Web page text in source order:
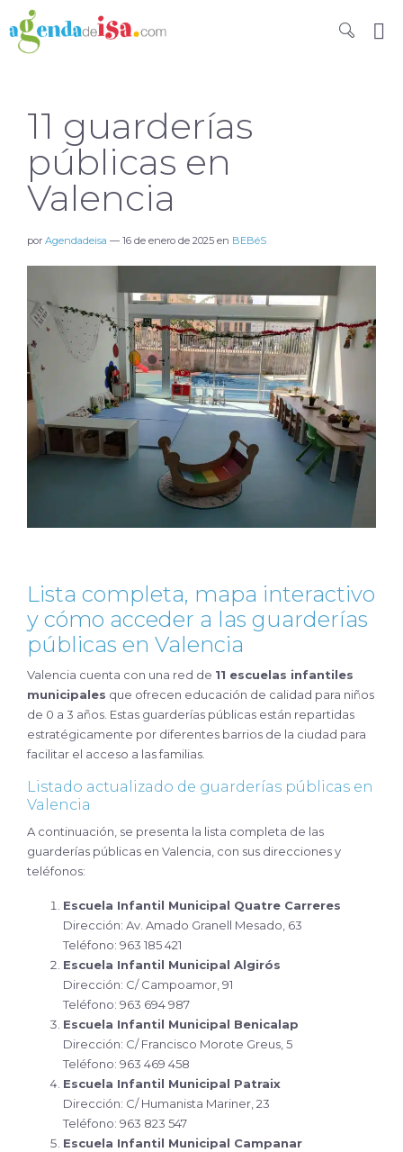
11 guarderías
públicas en
Valencia
por Agendadeisa — 16 de enero de 2025 en BEBéS
Lista completa, mapa interactivo
y cómo acceder a las guarderías
públicas en Valencia
Valencia cuenta con una red de 11 escuelas infantiles
municipales que ofrecen educación de calidad para niños
de 0 a 3 años. Estas guarderías públicas están repartidas
estratégicamente por diferentes barrios de la ciudad para
facilitar el acceso a las familias.
Listado actualizado de guarderías públicas en
Valencia
A continuación, se presenta la lista completa de las
guarderías públicas en Valencia, con sus direcciones y
teléfonos:
Escuela Infantil Municipal Quatre Carreres
Dirección: Av. Amado Granell Mesado, 63
Teléfono: 963 185 421
Escuela Infantil Municipal Algirós
Dirección: C/ Campoamor, 91
Teléfono: 963 694 987
Escuela Infantil Municipal Benicalap
Dirección: C/ Francisco Morote Greus, 5
Teléfono: 963 469 458
Escuela Infantil Municipal Patraix
Dirección: C/ Humanista Mariner, 23
Teléfono: 963 823 547
Escuela Infantil Municipal Campanar